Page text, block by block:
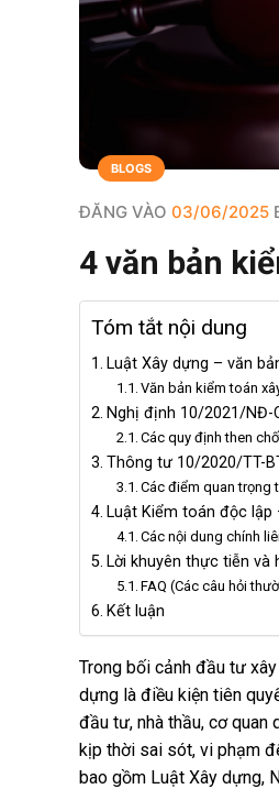
BLOGS
ĐĂNG VÀO 03/06/2025
4 văn bản
Tóm tắt nội dung
Luật Xây dựng – văn
Văn bản kiểm toán
Nghị định 10/2021/NĐ-
Các quy định then
Thông tư 10/2020/TT-
Các điểm quan trọng
Luật Kiểm toán độc
Các nội dung chính
Lời khuyên thực tiễn và
FAQ (Các câu hỏi
Kết luận
Trong bối cảnh đầu tư
dựng là điều kiện tiên
đầu tư, nhà thầu, cơ quan
kịp thời sai sót, vi phạm
bao gồm Luật Xây dựng,